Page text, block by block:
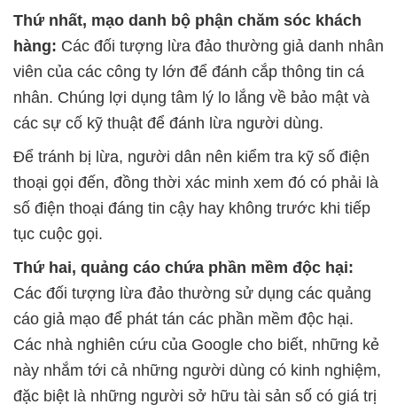
Thứ nhất, mạo danh bộ phận chăm sóc khách
hàng: Các đối tượng lừa đảo thường giả danh nhân
viên của các công ty lớn để đánh cắp thông tin cá
nhân. Chúng lợi dụng tâm lý lo lắng về bảo mật và
các sự cố kỹ thuật để đánh lừa người dùng.
Để tránh bị lừa, người dân nên kiểm tra kỹ số điện
thoại gọi đến, đồng thời xác minh xem đó có phải là
số điện thoại đáng tin cậy hay không trước khi tiếp
tục cuộc gọi.
Thứ hai, quảng cáo chứa phần mềm độc hại:
Các đối tượng lừa đảo thường sử dụng các quảng
cáo giả mạo để phát tán các phần mềm độc hại.
Các nhà nghiên cứu của Google cho biết, những kẻ
này nhắm tới cả những người dùng có kinh nghiệm,
đặc biệt là những người sở hữu tài sản số có giá trị